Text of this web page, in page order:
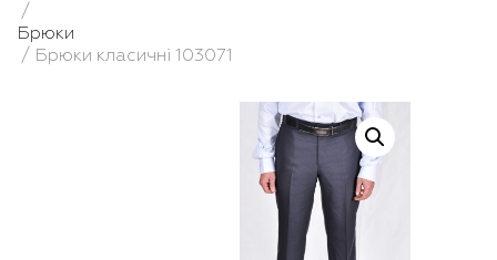
/
Брюки
/ Брюки класичні 103071